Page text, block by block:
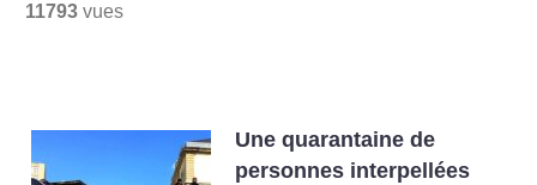
11793 vues
Une quarantaine de
personnes interpellées